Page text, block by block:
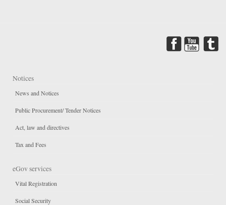
Notices
News and Notices
Public Procurement/ Tender Notices
Act, law and directives
Tax and Fees
eGov services
Vital Registration
Social Security